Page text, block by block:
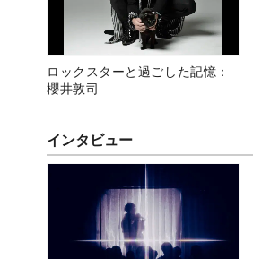
ロックスターと過ごした記憶：
櫻井敦司
インタビュー